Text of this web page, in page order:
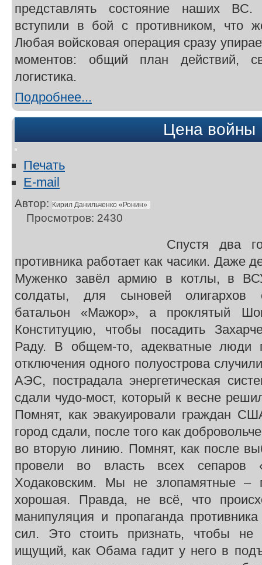
представлять состояние наших
вступили в бой с противником, что
Любая войсковая операция сразу
моментов: общий план действий,
логистика.
Подробнее...
Цена войны
Печать
E-mail
Автор: Кирил Данильченко «Ронин»
Просмотров: 2430
Спустя два
противника работает как часики. Даже
Муженко завёл армию в котлы, в
солдаты, для сыновей олигархов
батальон «Мажор», а проклятый
Конституцию, чтобы посадить
Раду. В общем-то, адекватные люди
отключения одного полуострова
АЭС, пострадала энергетическая
сдали чудо-мост, который к весне
Помнят, как эвакуировали граждан
город сдали, после того как
во вторую линию. Помнят, как после
провели во власть всех
Ходаковским. Мы не злопамятные –
хорошая. Правда, не всё, что
манипуляция и пропаганда
сил. Это стоить признать, чтобы не
ищущий, как Обама гадит у него в